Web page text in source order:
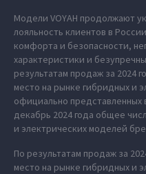
Модели VOYAH продолжают
лояльность клиентов в
комфорта и безопасности,
характеристики и
результатам продаж за 2024
место на рынке гибридных и
официально представленных
декабрь 2024 года общее
и электрических моделей
По результатам продаж за
место на рынке гибридных и